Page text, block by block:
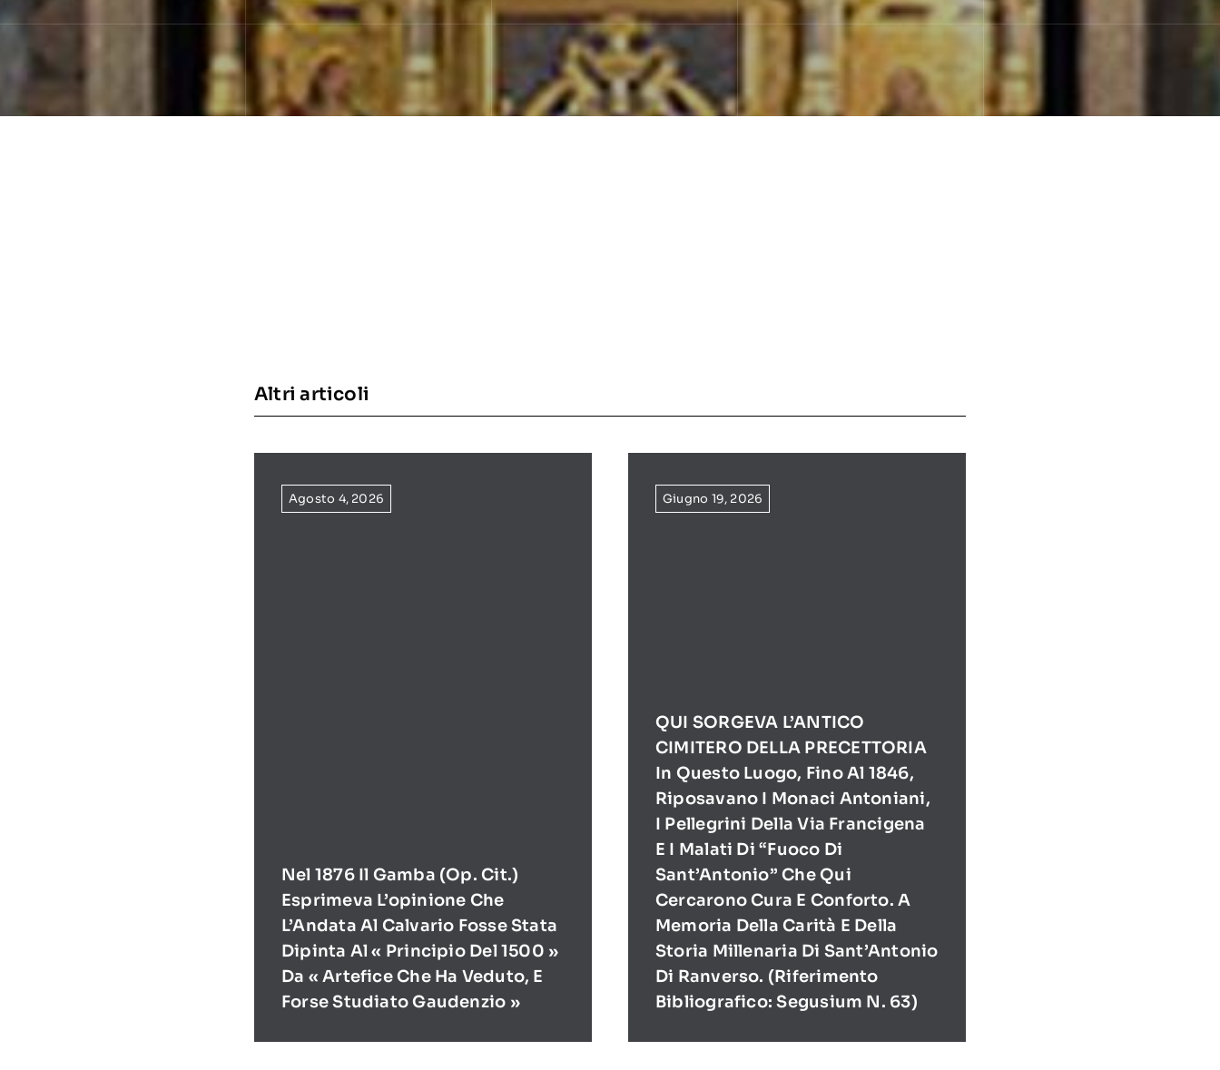
Altri articoli
Agosto 4, 2026
Nel 1876 Il Gamba (op. Cit.)
Esprimeva L’opinione Che
L’Andata Al Calvario Fosse Stata
Dipinta Al « Principio Del 1500 »
Da « Artefice Che Ha Veduto, E
Forse Studiato Gaudenzio »
Giugno 19, 2026
QUI SORGEVA L’ANTICO
CIMITERO DELLA PRECETTORIA
In Questo Luogo, Fino Al 1846,
Riposavano I Monaci Antoniani,
I Pellegrini Della Via Francigena
E I Malati Di “Fuoco Di
Sant’Antonio” Che Qui
Cercarono Cura E Conforto. A
Memoria Della Carità E Della
Storia Millenaria Di Sant’Antonio
Di Ranverso. (Riferimento
Bibliografico: Segusium N. 63)